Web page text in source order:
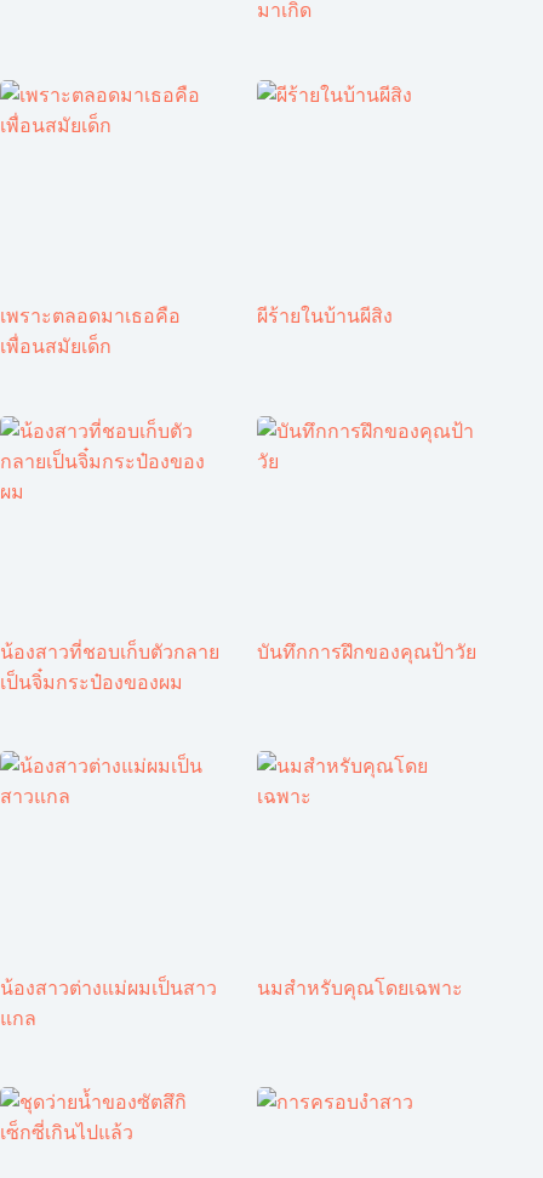
มาเกิด
เพราะตลอดมาเธอคือ
เพื่อนสมัยเด็ก
ผีร้ายในบ้านผีสิง
น้องสาวที่ชอบเก็บตัวกลาย
เป็นจิ๋มกระป๋องของผม
บันทึกการฝึกของคุณป้าวัย
น้องสาวต่างแม่ผมเป็นสาว
แกล
นมสำหรับคุณโดยเฉพาะ